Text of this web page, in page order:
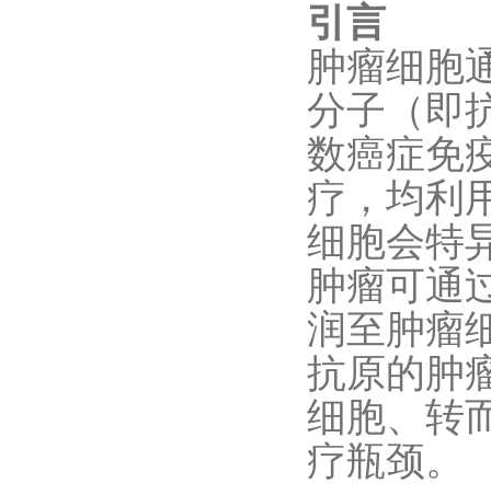
引言
肿瘤细胞
分子（即
数癌症免
疗，均利
细胞会特
肿瘤可通
润至肿瘤
抗原的肿
细胞、转
疗瓶颈。